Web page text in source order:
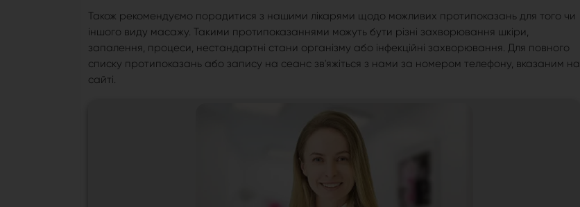
Також рекомендуємо порадитися з нашими лікарями щодо можливих протипоказань для того чи
іншого виду масажу. Такими протипоказаннями можуть бути різні захворювання шкіри,
запалення, процеси, нестандартні стани організму або інфекційні захворювання. Для повного
списку протипоказань або запису на сеанс зв'яжіться з нами за номером телефону, вказаним на
сайті.